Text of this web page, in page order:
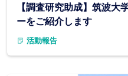
【調査研究助成】筑波大
ーをご紹介します
活動報告